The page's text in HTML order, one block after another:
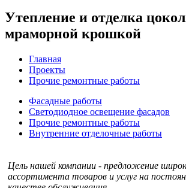
Утепление и отделка
мраморной крошкой
Главная
Проекты
Прочие ремонтные работы
Фасадные работы
Светодиодное освещение фасадов
Прочие ремонтные работы
Внутренние отделочные работы
Цель нашей компании - предложение
ассортимента товаров и услуг на